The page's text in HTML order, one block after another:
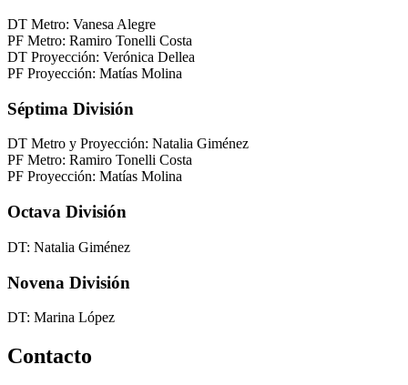
DT Metro: Vanesa Alegre
PF Metro: Ramiro Tonelli Costa
DT Proyección: Verónica Dellea
PF Proyección: Matías Molina
Séptima División
DT Metro y Proyección: Natalia Giménez
PF Metro: Ramiro Tonelli Costa
PF Proyección: Matías Molina
Octava División
DT: Natalia Giménez
Novena División
DT: Marina López
Contacto